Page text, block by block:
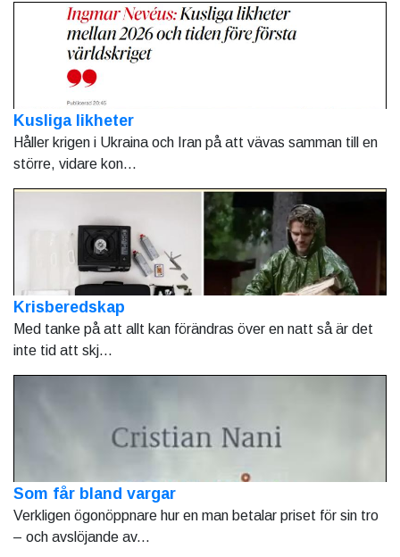
Kusliga likheter
Håller krigen i Ukraina och Iran på att vävas samman till en
större, vidare kon...
Krisberedskap
Med tanke på att allt kan förändras över en natt så är det
inte tid att skj...
Som får bland vargar
Verkligen ögonöppnare hur en man betalar priset för sin tro
– och avslöjande av...